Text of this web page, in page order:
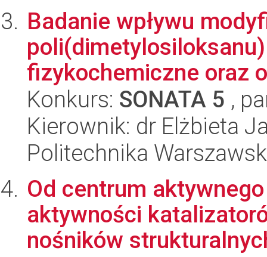
Badanie wpływu
fizykochemiczne oraz
Konkurs: SONATA 5 ,
Kierownik: dr Elżbieta
Politechnika
Od centrum
aktywności
nośników